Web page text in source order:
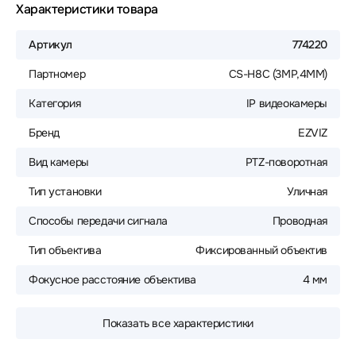
Характеристики товара
Артикул 774220
Партномер CS-H8C (3МР,4MM)
Категория IP видеокамеры
Бренд EZVIZ
Вид камеры PTZ-поворотная
Тип установки Уличная
Способы передачи сигнала Проводная
Тип объектива Фиксированный объектив
Фокусное расстояние объектива 4 мм
Показать все характеристики